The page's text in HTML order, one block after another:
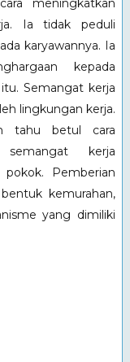
meningkatkan
Ia tidak peduli
karyawannya. Ia
kepada
Semangat kerja
lingkungan kerja.
tahu betul cara
kerja
Pemberian
kemurahan,
yang dimiliki